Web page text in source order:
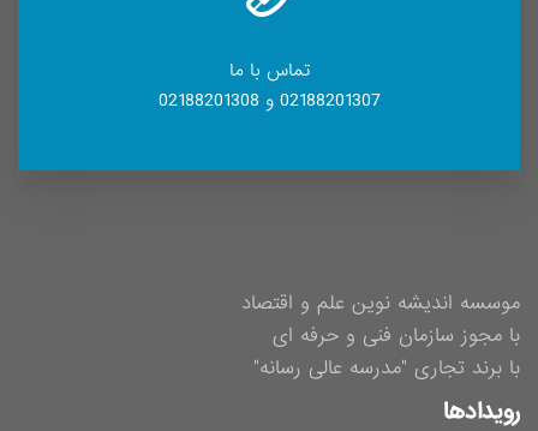
تماس با ما
02188201307 و 02188201308
موسسه اندیشه نوین علم و اقتصاد
با مجوز سازمان فنی و حرفه ای
با برند تجاری "مدرسه عالی رسانه"
رویدادها